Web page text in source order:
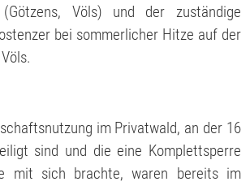
Völs) und der zuständige
bei sommerlicher Hitze auf der
im Privatwald, an der 16
sind und die eine Komplettsperre
mit sich brachte, waren bereits im